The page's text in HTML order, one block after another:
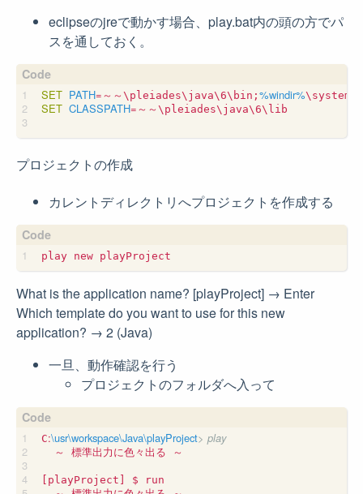
eclipseのjreで動かす場合、play.bat内の頭の方でパ
スを通しておく。
SET PATH= ～～\pleiades\java\6\bin; %windir%
SET CLASSPATH= ～～\pleiades\java\6\lib
プロジェクトの作成
カレントディレクトリへプロジェクトを作成する
What is the application name? [playProject] → Enter
Which template do you want to use for this new
application? → 2 (Java)
一旦、動作確認を行う
プロジェクトのフォルダへ入って
C:\usr\workspace\Java\playProject> play
  ～ 標準出力に色々出る ～
[playProject] $ run